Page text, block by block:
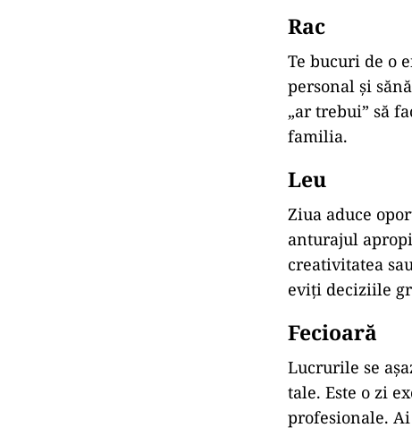
Rac
Te bucuri de o
personal și
„artrebui” să
familia.
Leu
Ziua aduce
anturajul
creativitatea
eviți deciziile
Fecioară
Lucrurile se
tale. Este o zi
profesionale. Ai